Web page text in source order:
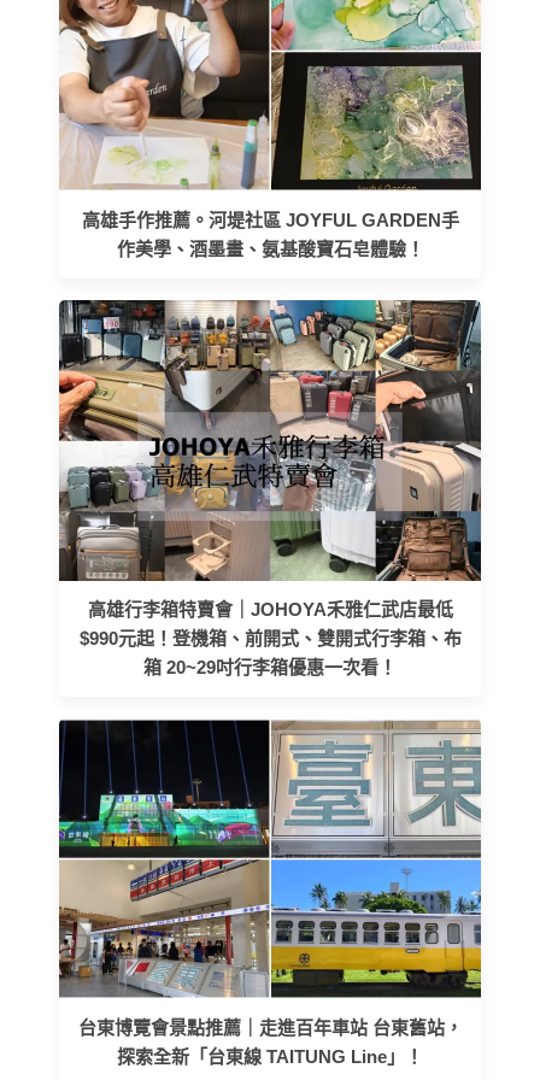
高雄手作推薦。河堤社區 JOYFUL GARDEN手
作美學、酒墨畫、氨基酸寶石皂體驗！
高雄行李箱特賣會｜JOHOYA禾雅仁武店最低
$990元起！登機箱、前開式、雙開式行李箱、布
箱 20~29吋行李箱優惠一次看！
台東博覽會景點推薦｜走進百年車站 台東舊站，
探索全新「台東線 TAITUNG Line」！